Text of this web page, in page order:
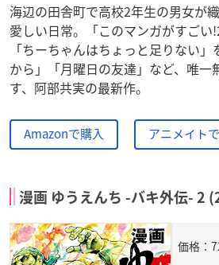
海辺の田舎町で高校2年生の男女が
愛しい日常。「このマンガがすご
「ちーちゃんはちょっと足りない
から」「月曜日の友達」など、唯一
す、阿部共実の最新作。
Amazonで購入 アニメイト
漫画 ゆうえんち -バキ外伝- 2
価格：